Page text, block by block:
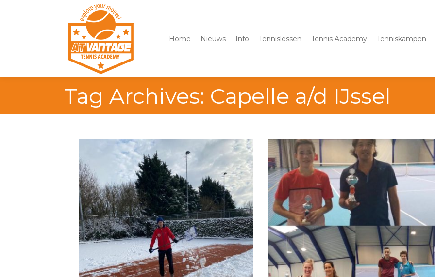
Home Nieuws Info Tennislessen Tennis Academy Tenniskampen
Tag Archives: Capelle a/d IJssel